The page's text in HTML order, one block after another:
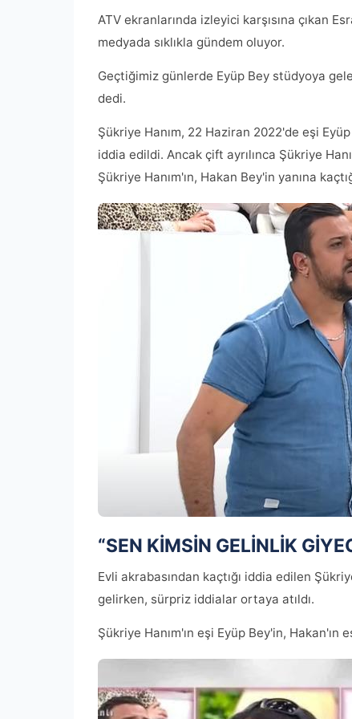
ATV ekranlarında izleyici karşısına çıkan
medyada sıklıkla gündem oluyor.
Geçtiğimiz günlerde Eyüp Bey stüdyoya
dedi.
Şükriye Hanım, 22 Haziran 2022'de eşi
iddia edildi. Ancak çift ayrılınca Şükriye
Şükriye Hanım'ın, Hakan Bey'in yanına
“SEN KİMSİN GELİNLİK
Evli akrabasından kaçtığı iddia edilen
gelirken, sürpriz iddialar ortaya atıldı.
Şükriye Hanım'ın eşi Eyüp Bey'in,